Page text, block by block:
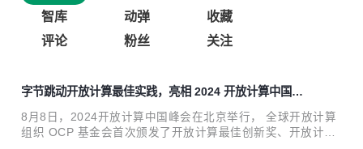
智库
动弹
收藏
评论
粉丝 关注
字节跳动开放计算最佳实践，亮相 2024 开放计算中国峰
会
8月8日，2024开放计算中国峰会在北京举行， 全球开放计算
组织 OCP 基金会首次颁发了开放计算最佳创新奖、开放计算